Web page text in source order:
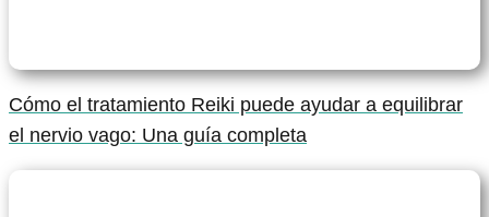
Cómo el tratamiento Reiki puede ayudar a equilibrar
el nervio vago: Una guía completa